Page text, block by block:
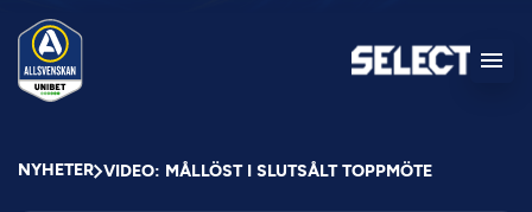
NYHETER VIDEO: MÅLLÖST I SLUTSÅLT TOPPMÖTE